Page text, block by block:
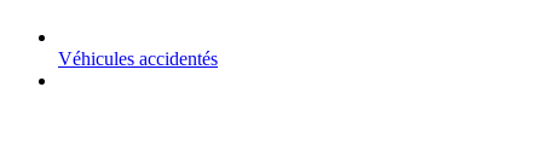
Véhicules accidentés